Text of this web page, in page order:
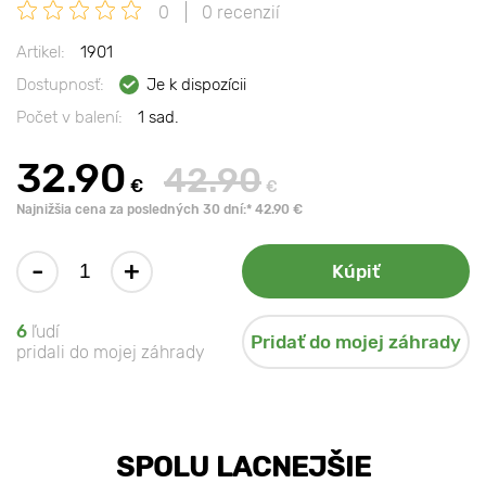
0 0 recenzií
Artikel:
1901
Dostupnosť:
Je k dispozícii
Počet v balení:
1 sad.
32.90 € 42.90 €
Najnižšia cena za posledných 30 dní:* 42.90 €
- + Kúpiť
6 ľudí
pridali do mojej záhrady
Pridať do mojej záhrady
SPOLU LACNEJŠIE